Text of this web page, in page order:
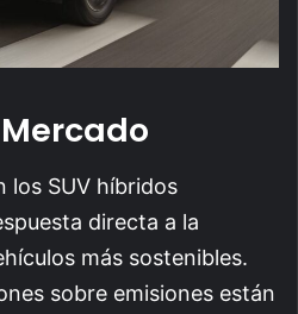
los SUV híbridos
directa a la
más sostenibles.
sobre emisiones están